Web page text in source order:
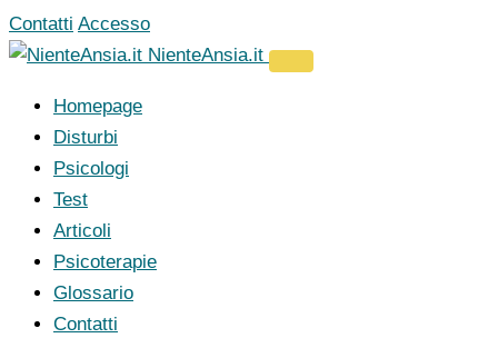
Vai
al
Contatti Accesso
NienteAnsia.it
Homepage
Disturbi
Psicologi
Test
Articoli
Psicoterapie
Glossario
Contatti